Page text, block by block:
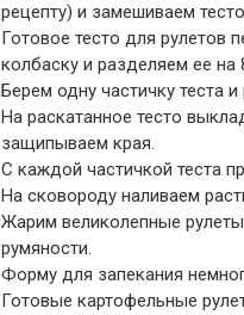
рецепту) и замешиваем
Готовое тесто для рулетов
колбаску и разделяем ее на
Берем одну частичку теста
На раскатанное тесто
защипываем края.
С каждой частичкой теста
На сковороду наливаем
Жарим великолепные
румяности.
Форму для запекания
Готовые картофельные